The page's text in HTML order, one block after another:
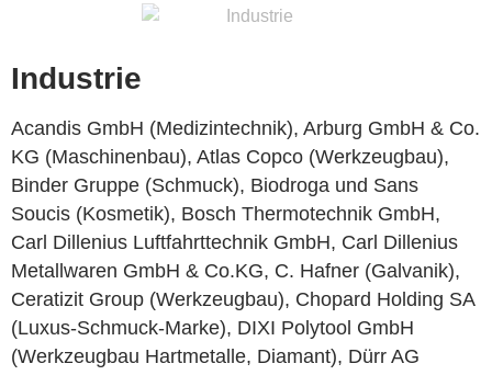
Industrie
Acandis GmbH (Medizintechnik), Arburg GmbH & Co.
KG (Maschinenbau), Atlas Copco (Werkzeugbau),
Binder Gruppe (Schmuck), Biodroga und Sans
Soucis (Kosmetik), Bosch Thermotechnik GmbH,
Carl Dillenius Luftfahrttechnik GmbH, Carl Dillenius
Metallwaren GmbH & Co.KG, C. Hafner (Galvanik),
Ceratizit Group (Werkzeugbau), Chopard Holding SA
(Luxus-Schmuck-Marke), DIXI Polytool GmbH
(Werkzeugbau Hartmetalle, Diamant), Dürr AG